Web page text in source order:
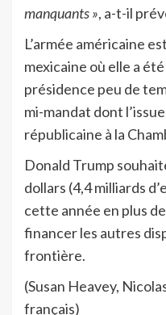
manquants », a-t-il
L’armée américaine
mexicaine où elle a
présidence peu de
mi-mandat dont
républicaine à la
Donald Trump
dollars (4,4 milliards
cette année en plus
financer les autres
frontière.
(Susan Heavey,
français)